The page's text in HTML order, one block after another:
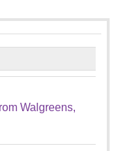
Walgreens,